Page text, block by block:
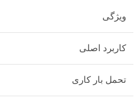
ویژگی
کاربرد اصلی
تحمل بار کاری